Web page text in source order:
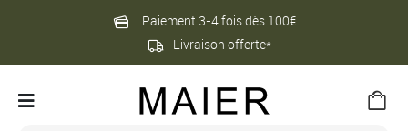
Paiement 3-4 fois dès 100€
Livraison offerte*